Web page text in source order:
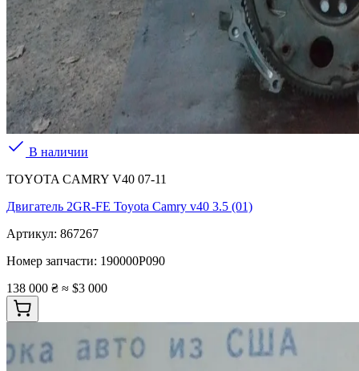
В наличии
TOYOTA CAMRY V40 07-11
Двигатель 2GR-FE Toyota Camry v40 3.5 (01)
Артикул: 867267
Номер запчасти: 190000P090
138 000 ₴ ≈ $3 000